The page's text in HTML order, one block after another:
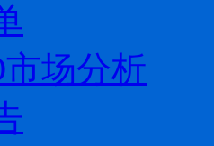
市场分析